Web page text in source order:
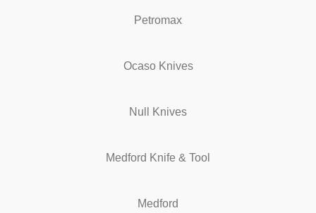
Petromax
Ocaso Knives
Null Knives
Medford Knife & Tool
Medford